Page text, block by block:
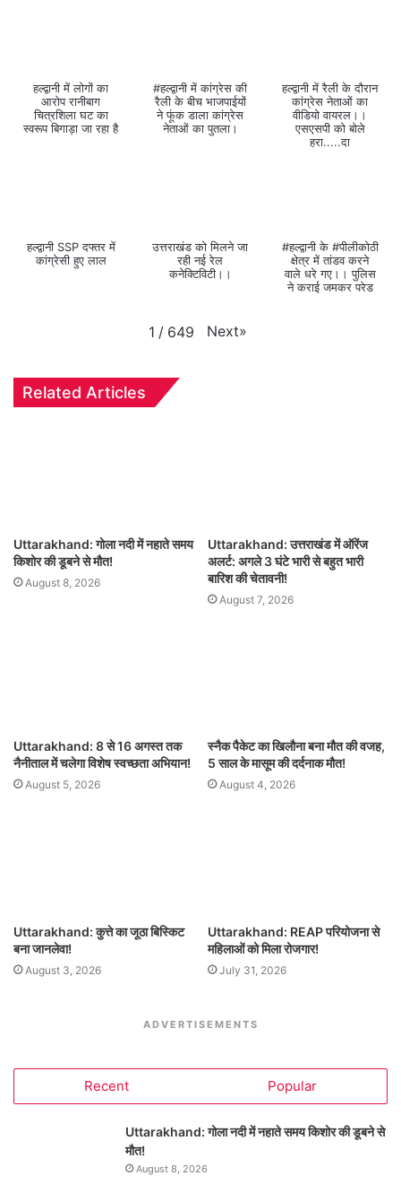
हल्द्वानी में लोगों का
आरोप रानीबाग
चित्रशिला घट का
स्वरूप बिगाड़ा जा रहा है
#हल्द्वानी में कांग्रेस की
रैली के बीच भाजपाईयों
ने फूंक डाला कांग्रेस
नेताओं का पुतला।
हल्द्वानी में रैली के दौरान
कांग्रेस नेताओं का
वीडियो वायरल।।
एसएसपी को बोले
हरा.....दा
हल्द्वानी SSP दफ्तर में
कांग्रेसी हुए लाल
उत्तराखंड को मिलने जा
रही नई रेल
कनेक्टिविटी।।
#हल्द्वानी के #पीलीकोठी
क्षेत्र में तांडव करने
वाले धरे गए।। पुलिस
ने कराई जमकर परेड
1 / 649 Next»
Related Articles
Uttarakhand: गोला नदी में नहाते समय
किशोर की डूबने से मौत!
August 8, 2026
Uttarakhand: उत्तराखंड में ऑरेंज
अलर्ट: अगले 3 घंटे भारी से बहुत भारी
बारिश की चेतावनी!
August 7, 2026
Uttarakhand: 8 से 16 अगस्त तक
नैनीताल में चलेगा विशेष स्वच्छता अभियान!
August 5, 2026
स्नैक पैकेट का खिलौना बना मौत की वजह,
5 साल के मासूम की दर्दनाक मौत!
August 4, 2026
Uttarakhand: कुत्ते का जूठा बिस्किट
बना जानलेवा!
August 3, 2026
Uttarakhand: REAP परियोजना से
महिलाओं को मिला रोजगार!
July 31, 2026
ADVERTISEMENTS
Recent Popular
Uttarakhand: गोला नदी में नहाते समय किशोर की डूबने से
मौत!
August 8, 2026